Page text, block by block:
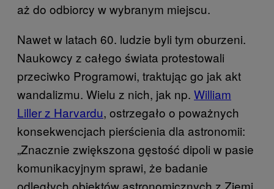
aż do odbiorcy w wybranym miejscu.
Nawet w latach 60. ludzie byli tym oburzeni.
Naukowcy z całego świata protestowali
przeciwko Programowi, traktując go jak akt
wandalizmu. Wielu z nich, jak np. William
Liller z Harvardu, ostrzegało o poważnych
konsekwencjach pierścienia dla astronomii:
„Znacznie zwiększona gęstość dipoli w pasie
komunikacyjnym sprawi, że badanie
odległych obiektów astronomicznych z Ziemi